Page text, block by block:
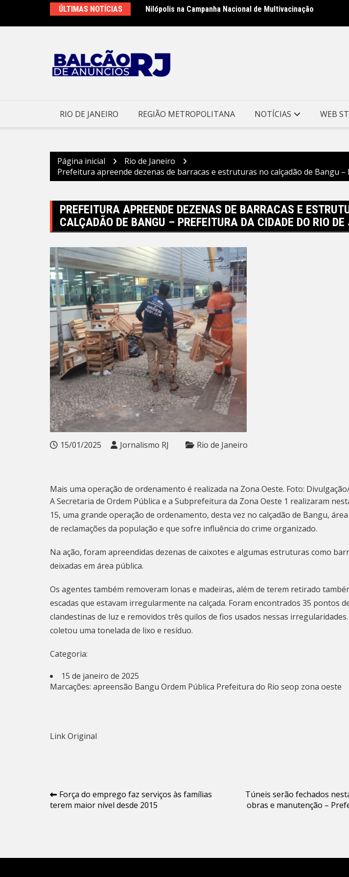
o
ÚLTIMAS NOTÍCIAS Nilópolis na Campanha Nacional de Multivacinação
RIO DE JANEIRO REGIÃO METROPOLITANA NOTÍCIAS WEB
Página inicial
Rio de Janeiro
Prefeitura apreende dezenas de barracas e estruturas no calçadão de Bangu –
PREFEITURA APREENDE DEZENAS DE BARRACAS E
CALÇADÃO DE BANGU – PREFEITURA DA CIDADE DO RIO
15/01/2025 Jornalismo RJ Rio de Janeiro
Mais uma operação de ordenamento é realizada na Zona Oeste. Foto:
A Secretaria de Ordem Pública e a Subprefeitura da Zona Oeste 1 realizaram
15, uma grande operação de ordenamento, desta vez no calçadão de Bangu,
de reclamações da população e que sofre influência do crime organizado.
Na ação, foram apreendidas dezenas de caixotes e algumas estruturas como
deixadas em área pública.
Os agentes também removeram lonas e madeiras, além de terem retirado
escadas que estavam irregularmente na calçada. Foram encontrados 35 pontos
clandestinas de luz e removidos três quilos de fios usados nessas
coletou uma tonelada de lixo e resíduo.
Categoria:
15 de janeiro de 2025
Marcações: apreensão Bangu Ordem Pública Prefeitura do Rio seop zona oeste
Link Original
Navegação
de
Força do emprego faz serviços às famílias
terem maior nível desde 2015
Túneis serão fechados
obras e manutenção –